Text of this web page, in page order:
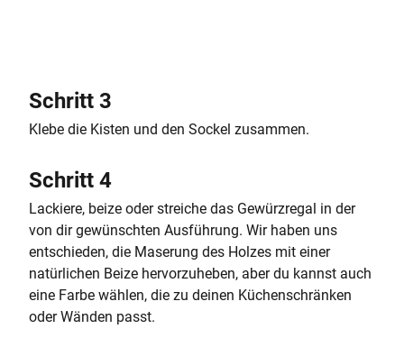
Schritt 3
Klebe die Kisten und den Sockel zusammen.
Schritt 4
Lackiere, beize oder streiche das Gewürzregal in der
von dir gewünschten Ausführung. Wir haben uns
entschieden, die Maserung des Holzes mit einer
natürlichen Beize hervorzuheben, aber du kannst auch
eine Farbe wählen, die zu deinen Küchenschränken
oder Wänden passt.